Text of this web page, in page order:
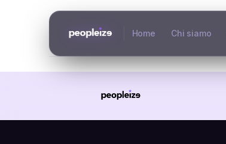
Home Chi siamo